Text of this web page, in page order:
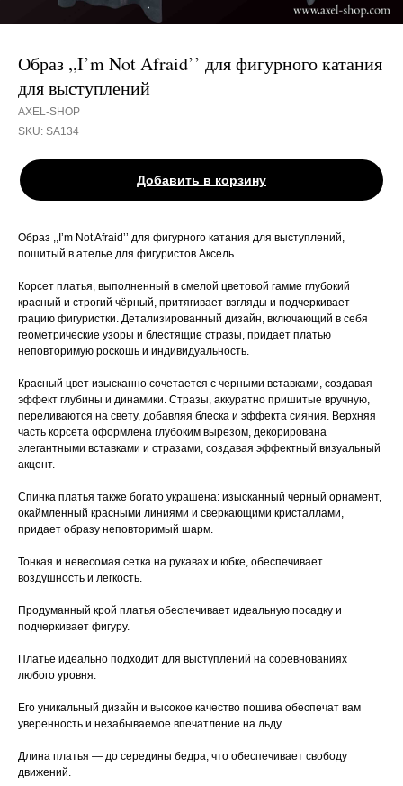
Образ ,,I’m Not Afraid’’ для фигурного катания
для выступлений
AXEL-SHOP
SKU: SA134
Добавить в корзину
Образ ,,I’m Not Afraid’’ для фигурного катания для выступлений,
пошитый в ателье для фигуристов Аксель
Корсет платья, выполненный в смелой цветовой гамме глубокий
красный и строгий чёрный, притягивает взгляды и подчеркивает
грацию фигуристки. Детализированный дизайн, включающий в себя
геометрические узоры и блестящие стразы, придает платью
неповторимую роскошь и индивидуальность.
Красный цвет изысканно сочетается с черными вставками, создавая
эффект глубины и динамики. Стразы, аккуратно пришитые вручную,
переливаются на свету, добавляя блеска и эффекта сияния. Верхняя
часть корсета оформлена глубоким вырезом, декорирована
элегантными вставками и стразами, создавая эффектный визуальный
акцент.
Спинка платья также богато украшена: изысканный черный орнамент,
окаймленный красными линиями и сверкающими кристаллами,
придает образу неповторимый шарм.
Тонкая и невесомая сетка на рукавах и юбке, обеспечивает
воздушность и легкость.
Продуманный крой платья обеспечивает идеальную посадку и
подчеркивает фигуру.
Платье идеально подходит для выступлений на соревнованиях
любого уровня.
Его уникальный дизайн и высокое качество пошива обеспечат вам
уверенность и незабываемое впечатление на льду.
Длина платья — до середины бедра, что обеспечивает свободу
движений.